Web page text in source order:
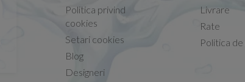
Conform descrierii!
13.02.2026
Politica privind
cookies
Setari cookies
Blog
Designeri
Livrare
Rate
Politica